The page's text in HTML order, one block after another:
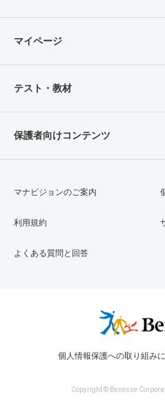
マイページ
テスト・教材
保護者向けコンテンツ
マナビジョンのご案内
利用規約
よくある質問と回答
個人情報保護への取り組み
Copyright © Benesse